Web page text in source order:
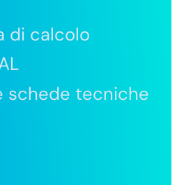
di calcolo
schede tecniche